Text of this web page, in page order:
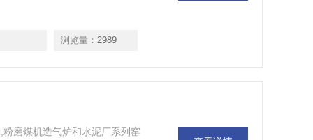
浏览量： 2989
磨煤机造气炉和水泥厂系列窑